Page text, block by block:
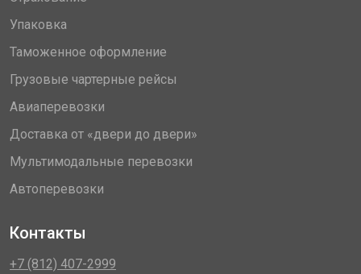
Упаковка
Таможенное оформление
Грузовые чартерные рейсы
Авиаперевозки
Доставка от «двери до двери»
Мультимодальные перевозки
Автоперевозки
Контакты
+7 (812) 407-2999